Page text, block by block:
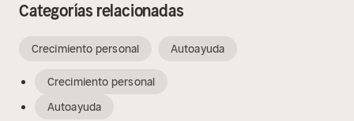
Categorías relacionadas
Crecimiento personal Autoayuda
Crecimiento personal
Autoayuda